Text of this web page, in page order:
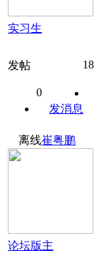
实习生
发帖 18
0
发消息
离线崔粤鹏
论坛版主